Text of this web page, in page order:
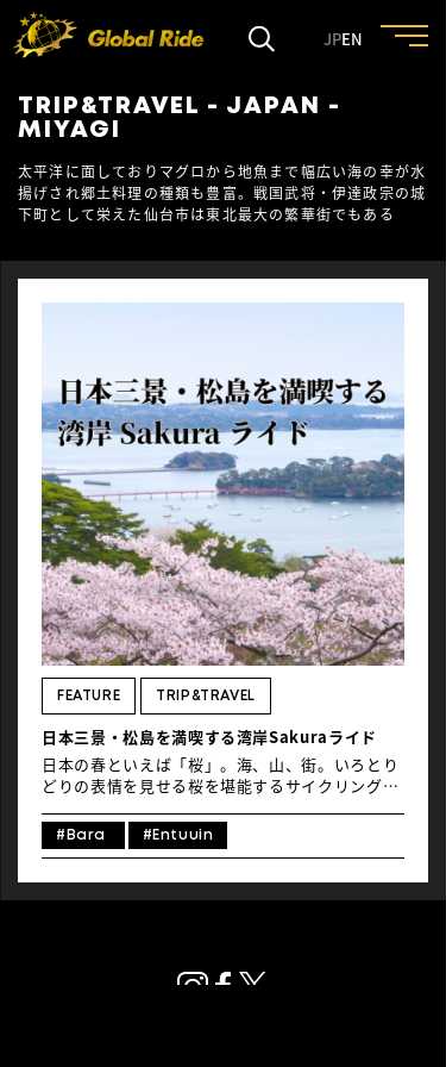
JPEN
HOME
FEATURE
TRIP&TRAVEL
ENTRY
NEWS
TRIP&TRAVEL - JAPAN -
MIYAGI
太平洋に面しておりマグロから地魚まで幅広い海の幸が水
揚げされ郷土料理の種類も豊富。戦国武将・伊達政宗の城
下町として栄えた仙台市は東北最大の繁華街でもある
FEATURE TRIP&TRAVEL
日本三景・松島を満喫する湾岸Sakuraライド
日本の春といえば「桜」。海、山、街。いろとり
どりの表情を見せる桜を堪能するサイクリングコ
つ、宮城県の「松島」をめぐります。仙台空港を
出発し、ゴールは国宝瑞巌寺。海岸を進む約50キ
#Bara #Entuuin